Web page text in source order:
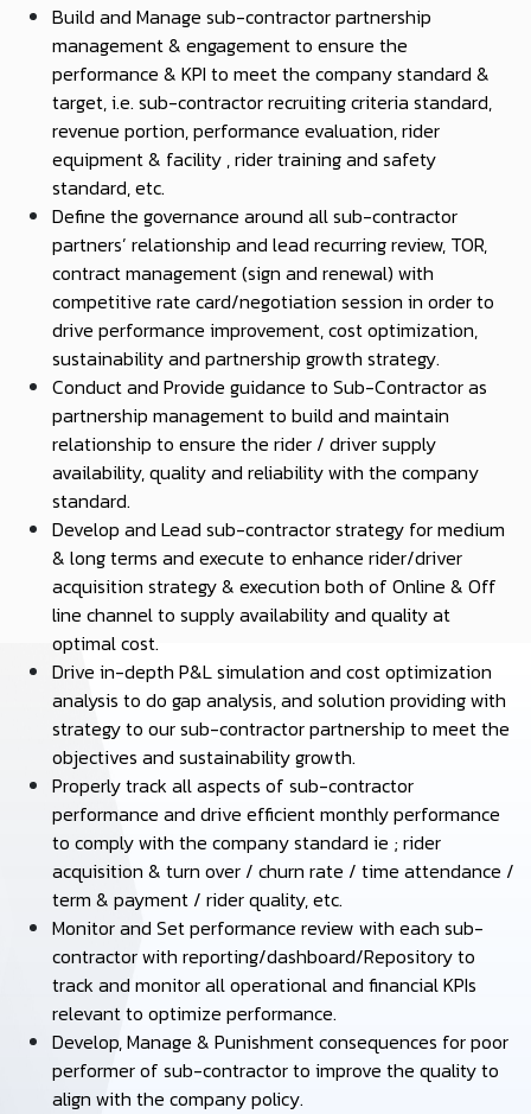
Build and Manage sub-contractor partnership
management & engagement to ensure the
performance & KPI to meet the company standard &
target, i.e. sub-contractor recruiting criteria standard,
revenue portion, performance evaluation, rider
equipment & facility , rider training and safety
standard, etc.
Define the governance around all sub-contractor
partners’ relationship and lead recurring review, TOR,
contract management (sign and renewal) with
competitive rate card/negotiation session in order to
drive performance improvement, cost optimization,
sustainability and partnership growth strategy.
Conduct and Provide guidance to Sub-Contractor as
partnership management to build and maintain
relationship to ensure the rider / driver supply
availability, quality and reliability with the company
standard.
Develop and Lead sub-contractor strategy for medium
& long terms and execute to enhance rider/driver
acquisition strategy & execution both of Online & Off
line channel to supply availability and quality at
optimal cost.
Drive in-depth P&L simulation and cost optimization
analysis to do gap analysis, and solution providing with
strategy to our sub-contractor partnership to meet the
objectives and sustainability growth.
Properly track all aspects of sub-contractor
performance and drive efficient monthly performance
to comply with the company standard ie ; rider
acquisition & turn over / churn rate / time attendance /
term & payment / rider quality, etc.
Monitor and Set performance review with each sub-
contractor with reporting/dashboard/Repository to
track and monitor all operational and financial KPIs
relevant to optimize performance.
Develop, Manage & Punishment consequences for poor
performer of sub-contractor to improve the quality to
align with the company policy.